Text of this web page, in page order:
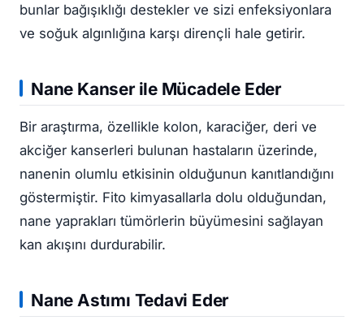
bunlar bağışıklığı destekler ve sizi enfeksiyonlara
ve soğuk algınlığına karşı dirençli hale getirir.
Nane Kanser ile Mücadele Eder
Bir araştırma, özellikle kolon, karaciğer, deri ve
akciğer kanserleri bulunan hastaların üzerinde,
nanenin olumlu etkisinin olduğunun kanıtlandığını
göstermiştir. Fito kimyasallarla dolu olduğundan,
nane yaprakları tümörlerin büyümesini sağlayan
kan akışını durdurabilir.
Nane Astımı Tedavi Eder